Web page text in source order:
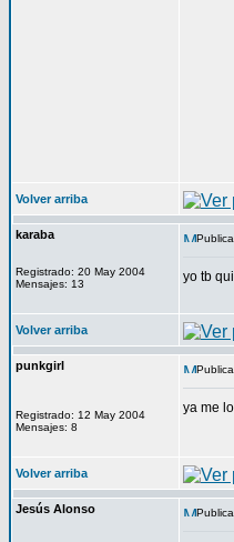
Volver arriba
karaba
Registrado: 20 May 2004
Mensajes: 13
yo tb
Volver arriba
punkgirl
Registrado: 12 May 2004
Mensajes: 8
ya me
Volver arriba
Jesús Alonso